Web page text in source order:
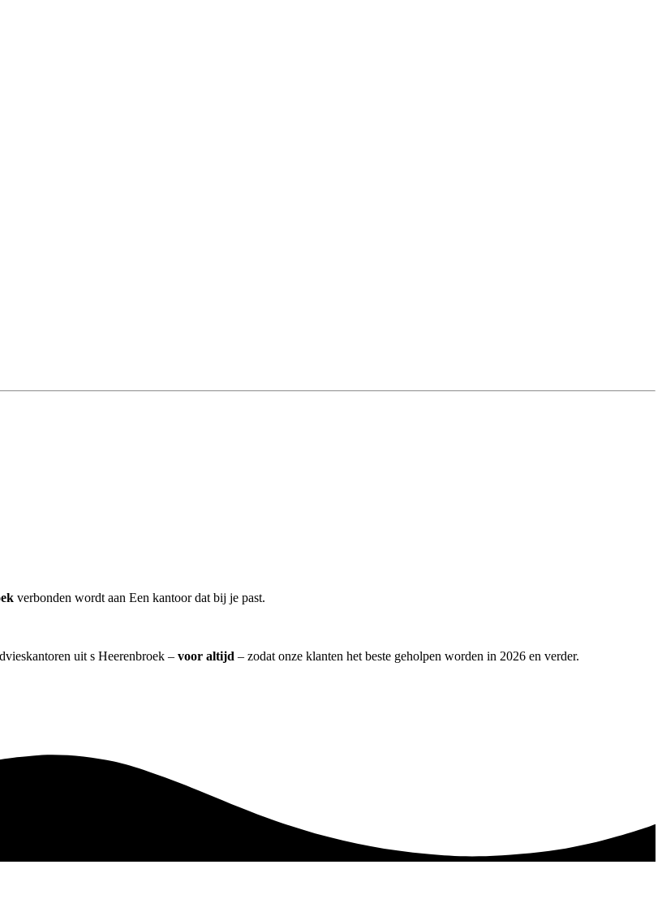
verbonden wordt aan Een kantoor dat bij je past.
uit s Heerenbroek – voor altijd – zodat onze klanten het beste geholpen worden in 2026 en verder.